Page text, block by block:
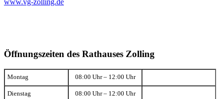
www.vg-zolling.de
Öffnungszeiten des Rathauses Zolling
Montag 08:00 Uhr – 12:00 Uhr
Dienstag 08:00 Uhr – 12:00 Uhr